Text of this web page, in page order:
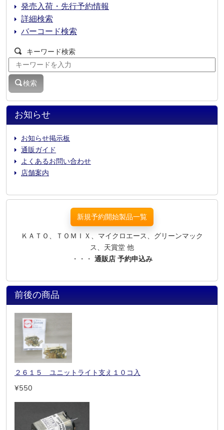
お知らせ
お知らせ掲示板
通販ガイド
よくあるお問い合わせ
店舗案内
発売入荷・先行予約情報
詳細検索
バーコード検索
キーワード検索
検索
新規予約開始製品一覧
ＫＡＴＯ、ＴＯＭＩＸ、マイクロエース、グリーンマック
ス、天賞堂 他
・・・ 通販店 予約申込み
前後の商品
２６１５ ユニットライト支え１０コ入
¥550